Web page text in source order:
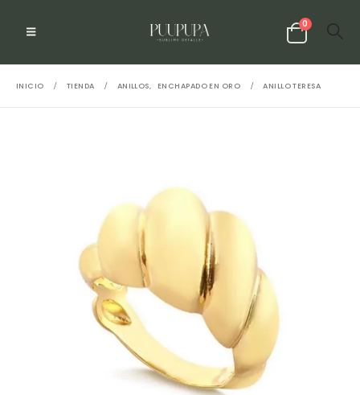
0
INICIO TIENDA ANILLOS, ENCHAPADO EN ORO ANILLO TERESA